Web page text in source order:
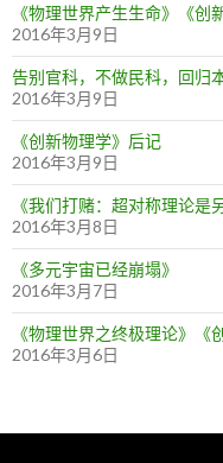
《物理世界产生生命》《创
2016年3月9日
告别官科，不做民科，回归
2016年3月9日
《创新物理学》后记
2016年3月9日
《我们打赌：超对称理论是
2016年3月8日
《多元宇宙已经崩塌》
2016年3月7日
《物理世界之终极理论》《
2016年3月6日